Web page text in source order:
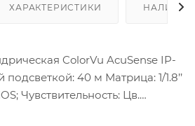
ХАРАКТЕРИСТИКИ НАЛИЧИЕ
ColorVu AcuSense IP-
40 м Матрица: 1/1.8’’
Чувствительность: Цв.